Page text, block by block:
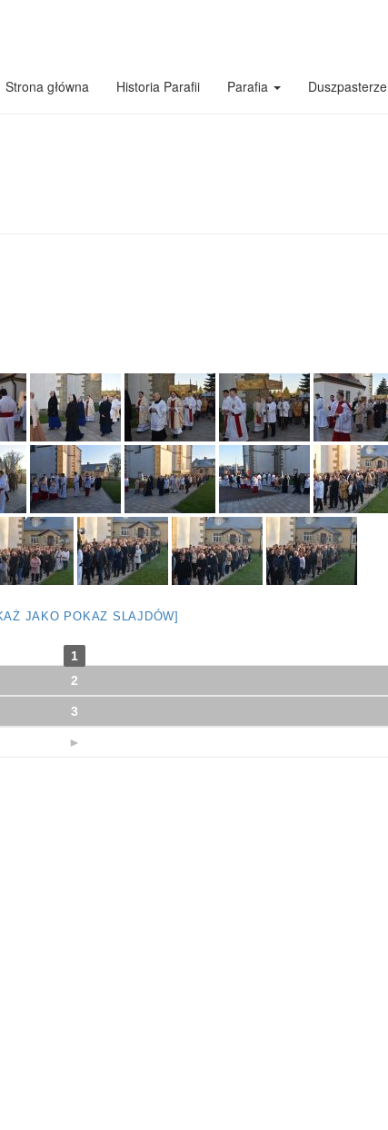
Strona główna Historia Parafii Parafia Duszpasterze
JAKO POKAZ SLAJDÓW]
1
2
3
►